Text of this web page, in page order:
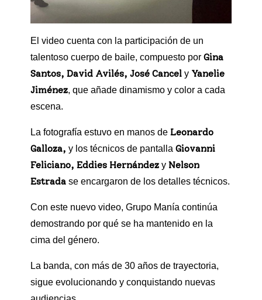
El video cuenta con la participación de un
talentoso cuerpo de baile, compuesto por Gina
Santos, David Avilés, José Cancel y Yanelie
Jiménez, que añade dinamismo y color a cada
escena.
La fotografía estuvo en manos de Leonardo
Galloza, y los técnicos de pantalla Giovanni
Feliciano, Eddies Hernández y Nelson
Estrada se encargaron de los detalles técnicos.
Con este nuevo video, Grupo Manía continúa
demostrando por qué se ha mantenido en la
cima del género.
La banda, con más de 30 años de trayectoria,
sigue evolucionando y conquistando nuevas